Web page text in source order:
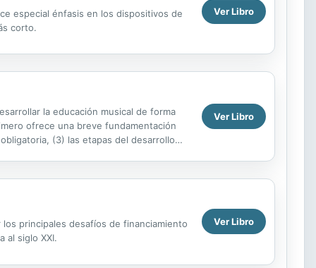
especial énfasis en los dispositivos de
corto.
Ver Libro
la educación musical de forma
ofrece una breve fundamentación
(3) las etapas del desarrollo
Ver Libro
principales desafíos de financiamiento
al siglo XXI.
Ver Libro